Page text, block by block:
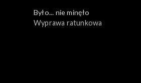
Było... nie minęło
Wyprawa ratunkowa